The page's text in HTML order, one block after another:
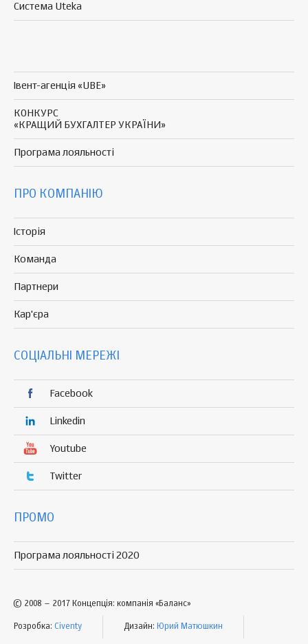
Система Uteka
Івент-агенція «UBE»
КОНКУРС
«КРАЩИЙ БУХГАЛТЕР УКРАЇНИ»
Програма лояльності
ПРО КОМПАНІЮ
Історія
Команда
Партнери
Кар'єра
СОЦІАЛЬНІ МЕРЕЖІ
Facebook
Linkedin
Youtube
Twitter
ПРОМО
Програма лояльності 2020
© 2008 – 2017 Концепція: компанія «Баланс»
Розробка: Civenty Дизайн: Юрий Матюшкин